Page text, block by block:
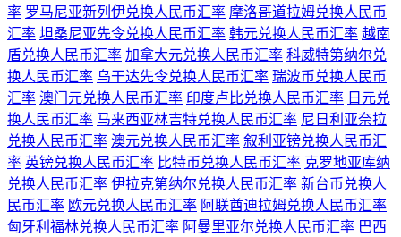
率 罗马尼亚新列伊兑换人民币汇率 摩洛哥道拉姆兑换人民币
汇率 坦桑尼亚先令兑换人民币汇率 韩元兑换人民币汇率 越南
盾兑换人民币汇率 加拿大元兑换人民币汇率 科威特第纳尔兑
换人民币汇率 乌干达先令兑换人民币汇率 瑞波币兑换人民币
汇率 澳门元兑换人民币汇率 印度卢比兑换人民币汇率 日元兑
换人民币汇率 马来西亚林吉特兑换人民币汇率 尼日利亚奈拉
兑换人民币汇率 澳元兑换人民币汇率 叙利亚镑兑换人民币汇
率 英镑兑换人民币汇率 比特币兑换人民币汇率 克罗地亚库纳
兑换人民币汇率 伊拉克第纳尔兑换人民币汇率 新台币兑换人
民币汇率 欧元兑换人民币汇率 阿联酋迪拉姆兑换人民币汇率
匈牙利福林兑换人民币汇率 阿曼里亚尔兑换人民币汇率 巴西